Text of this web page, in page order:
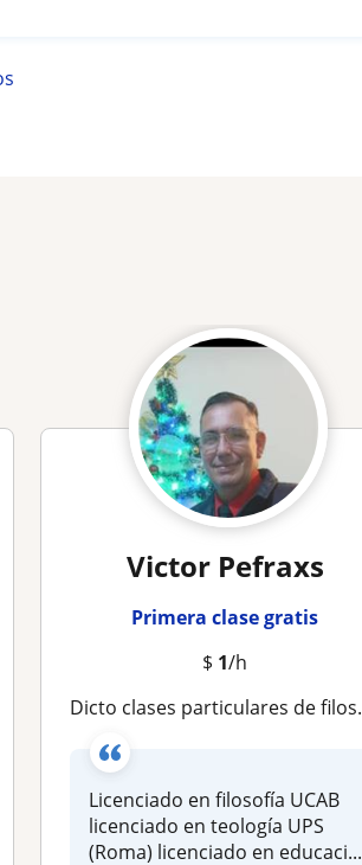
Victor Pefraxs
Primera clase gratis
$ 1/h
Dicto clases particulares de filosofía historia política metodología de la investigación
Licenciado en filosofía UCAB
licenciado en teología UPS
(Roma) licenciado en educaci...